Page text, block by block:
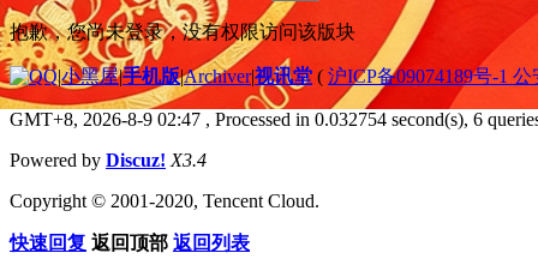
抱歉，您尚未登录，没有权限访问该版块
|小黑屋|手机版|Archiver|视讯堂 ( 沪ICP备09074189号-1
GMT+8, 2026-8-9 02:47 , Processed in 0.032754 second(s), 6
Powered by Discuz! X3.4
Copyright © 2001-2020, Tencent Cloud.
快速回复 返回顶部 返回列表